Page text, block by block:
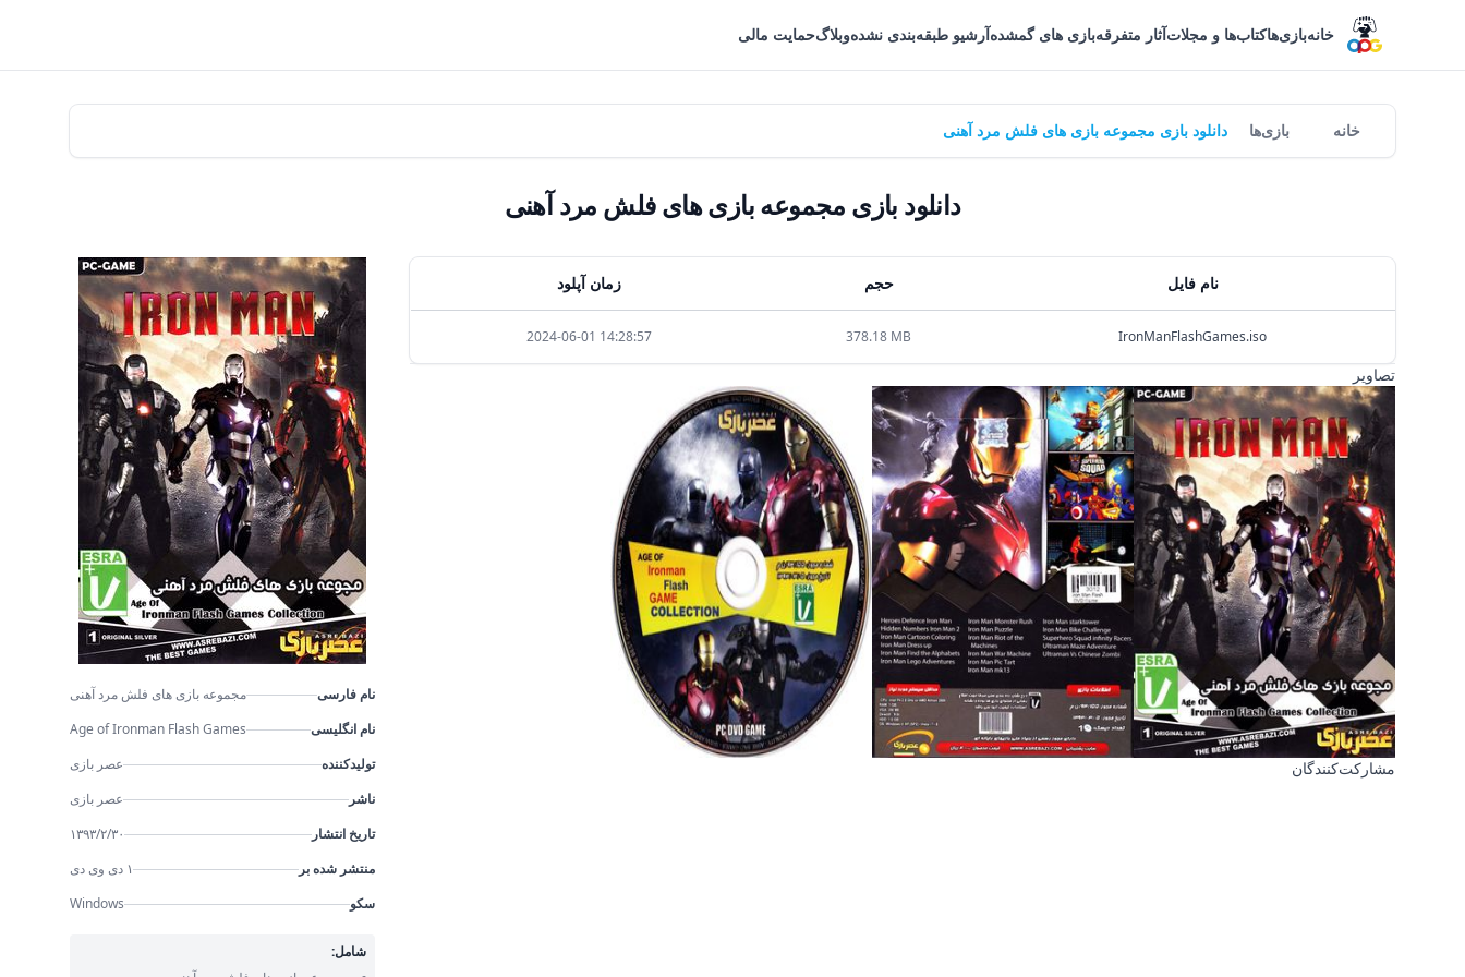
خانهبازی‌هاکتاب‌ها و مجلاتآثار متفرقهبازی های گمشدهآرشیو طبقه‌بندی نشدهوبلاگحمایت مالی
خانه بازی‌ها دانلود بازی مجموعه بازی های فلش مرد آهنی
دانلود بازی مجموعه بازی های فلش مرد آهنی
نام فایل حجم زمان آپلود
IronManFlashGames.iso
378.18 MB
2024-06-01 14:28:57
تصاویر
مشارکت‌کنندگان
نام فارسی
مجموعه بازی های فلش مرد آهنی
نام انگلیسی
Age of Ironman Flash Games
تولیدکننده
عصر بازی
ناشر
عصر بازی
تاریخ انتشار
۱۳۹۳/۲/۳۰
منتشر شده بر
۱ دی وی دی
سکو
Windows
شامل: